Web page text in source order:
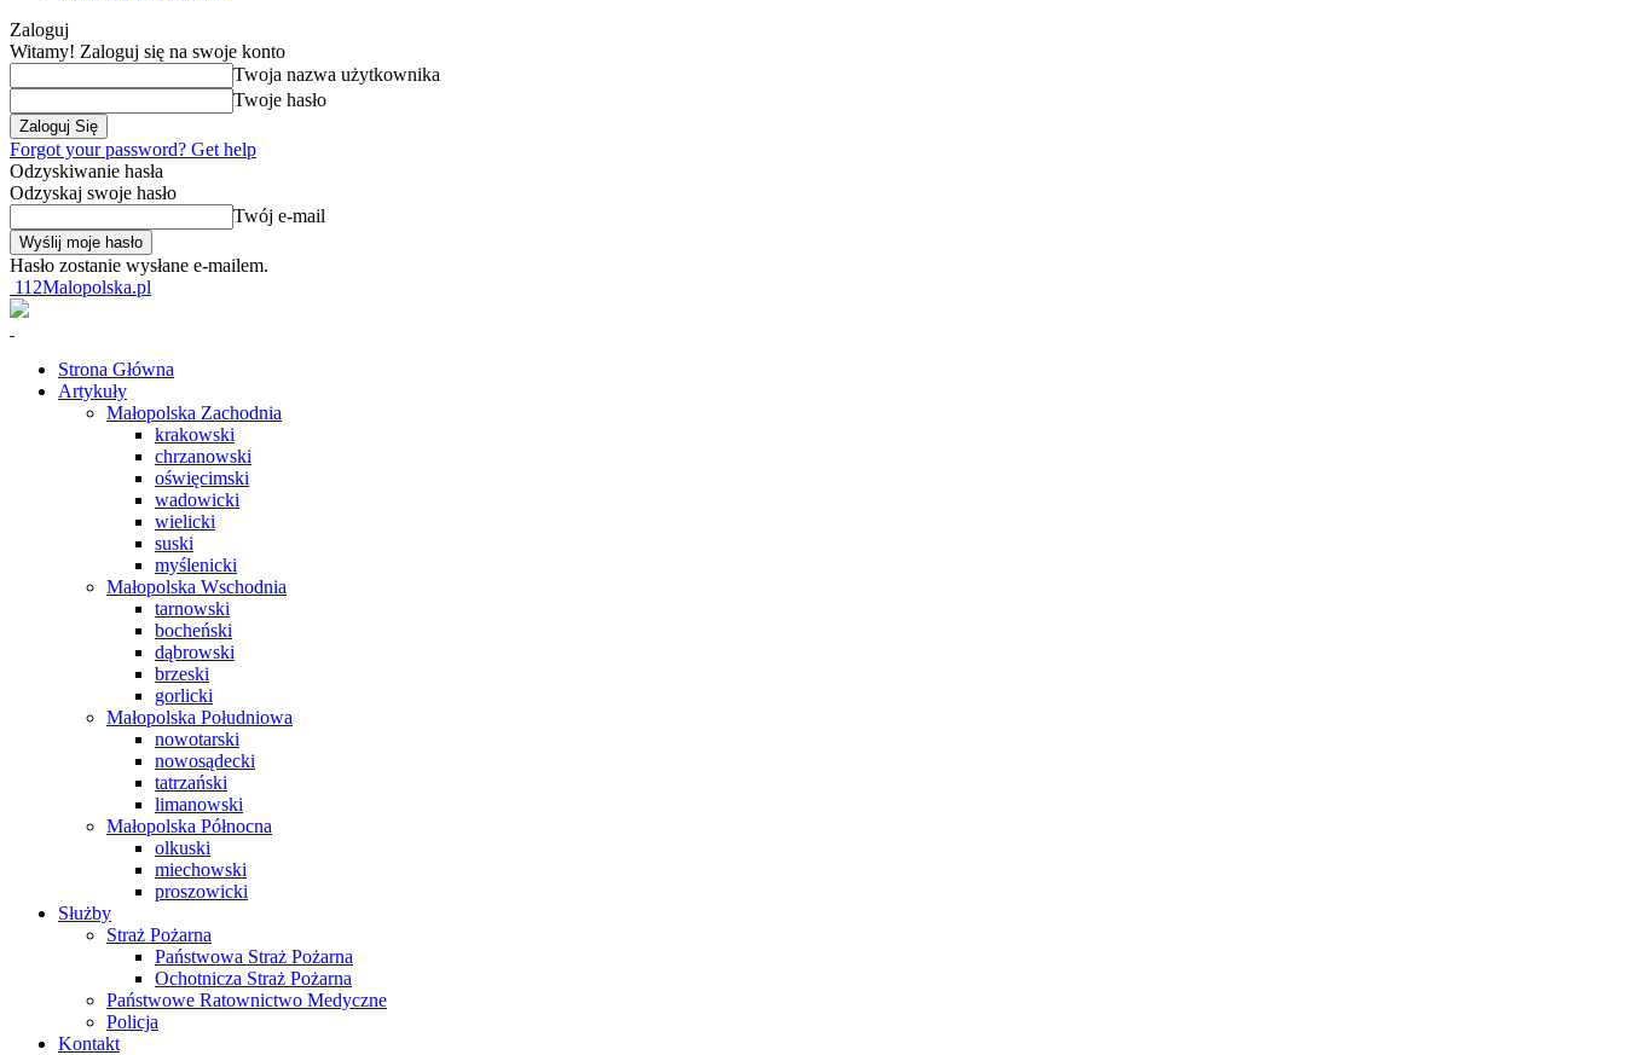
Zaloguj
Witamy! Zaloguj się na swoje konto
Twoja nazwa użytkownika
Twoje hasło
Forgot your password? Get help
Odzyskiwanie hasła
Odzyskaj swoje hasło
Twój e-mail
Hasło zostanie wysłane e-mailem.
112Malopolska.pl
Strona Główna
Artykuły
Małopolska Zachodnia
krakowski
chrzanowski
oświęcimski
wadowicki
wielicki
suski
myślenicki
Małopolska Wschodnia
tarnowski
bocheński
dąbrowski
brzeski
gorlicki
Małopolska Południowa
nowotarski
nowosądecki
tatrzański
limanowski
Małopolska Północna
olkuski
miechowski
proszowicki
Służby
Straż Pożarna
Państwowa Straż Pożarna
Ochotnicza Straż Pożarna
Państwowe Ratownictwo Medyczne
Policja
Kontakt